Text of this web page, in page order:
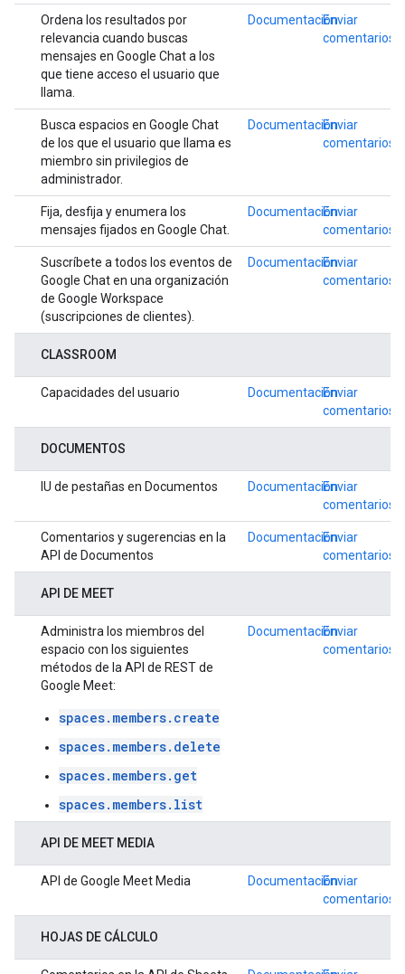
Ordena los resultados por
relevancia cuando buscas
mensajes en Google Chat a los
que tiene acceso el usuario que
llama.
DocumentaciónEnviar
comentarios
Busca espacios en Google Chat
de los que el usuario que llama es
miembro sin privilegios de
administrador.
DocumentaciónEnviar
comentarios
Fija, desfija y enumera los
mensajes fijados en Google Chat.
DocumentaciónEnviar
comentarios
Suscríbete a todos los eventos de
Google Chat en una organización
de Google Workspace
(suscripciones de clientes).
DocumentaciónEnviar
comentarios
CLASSROOM
Capacidades del usuario DocumentaciónEnviar
comentarios
DOCUMENTOS
IU de pestañas en Documentos DocumentaciónEnviar
comentarios
Comentarios y sugerencias en la
API de Documentos
DocumentaciónEnviar
comentarios
API DE MEET
Administra los miembros del
espacio con los siguientes
métodos de la API de REST de
Google Meet:
spaces.members.create
spaces.members.delete
spaces.members.get
spaces.members.list
DocumentaciónEnviar
comentarios
API DE MEET MEDIA
API de Google Meet Media DocumentaciónEnviar
comentarios
HOJAS DE CÁLCULO